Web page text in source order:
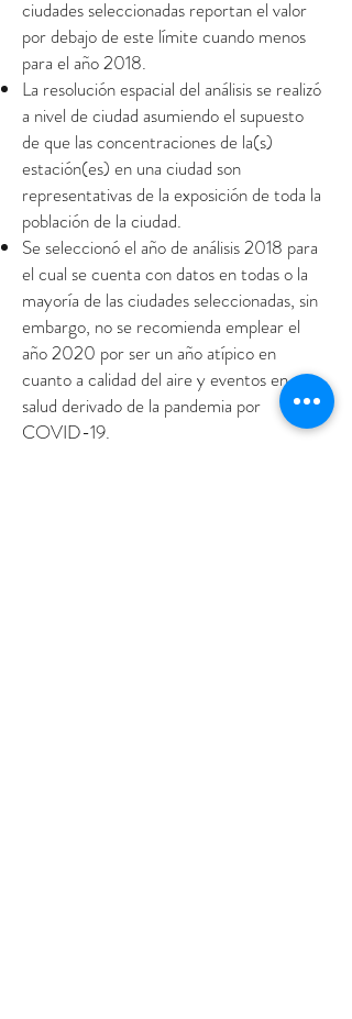
ciudades seleccionadas reportan el valor
por debajo de este límite cuando menos
para el año 2018.
La resolución espacial del análisis se realizó
a nivel de ciudad asumiendo el supuesto
de que las concentraciones de la(s)
estación(es) en una ciudad son
representativas de la exposición de toda la
población de la ciudad.
Se seleccionó el año de análisis 2018 para
el cual se cuenta con datos en todas o la
mayoría de las ciudades seleccionadas, sin
embargo, no se recomienda emplear el
año 2020 por ser un año atípico en
cuanto a calidad del aire y eventos en
salud derivado de la pandemia por
COVID-19.